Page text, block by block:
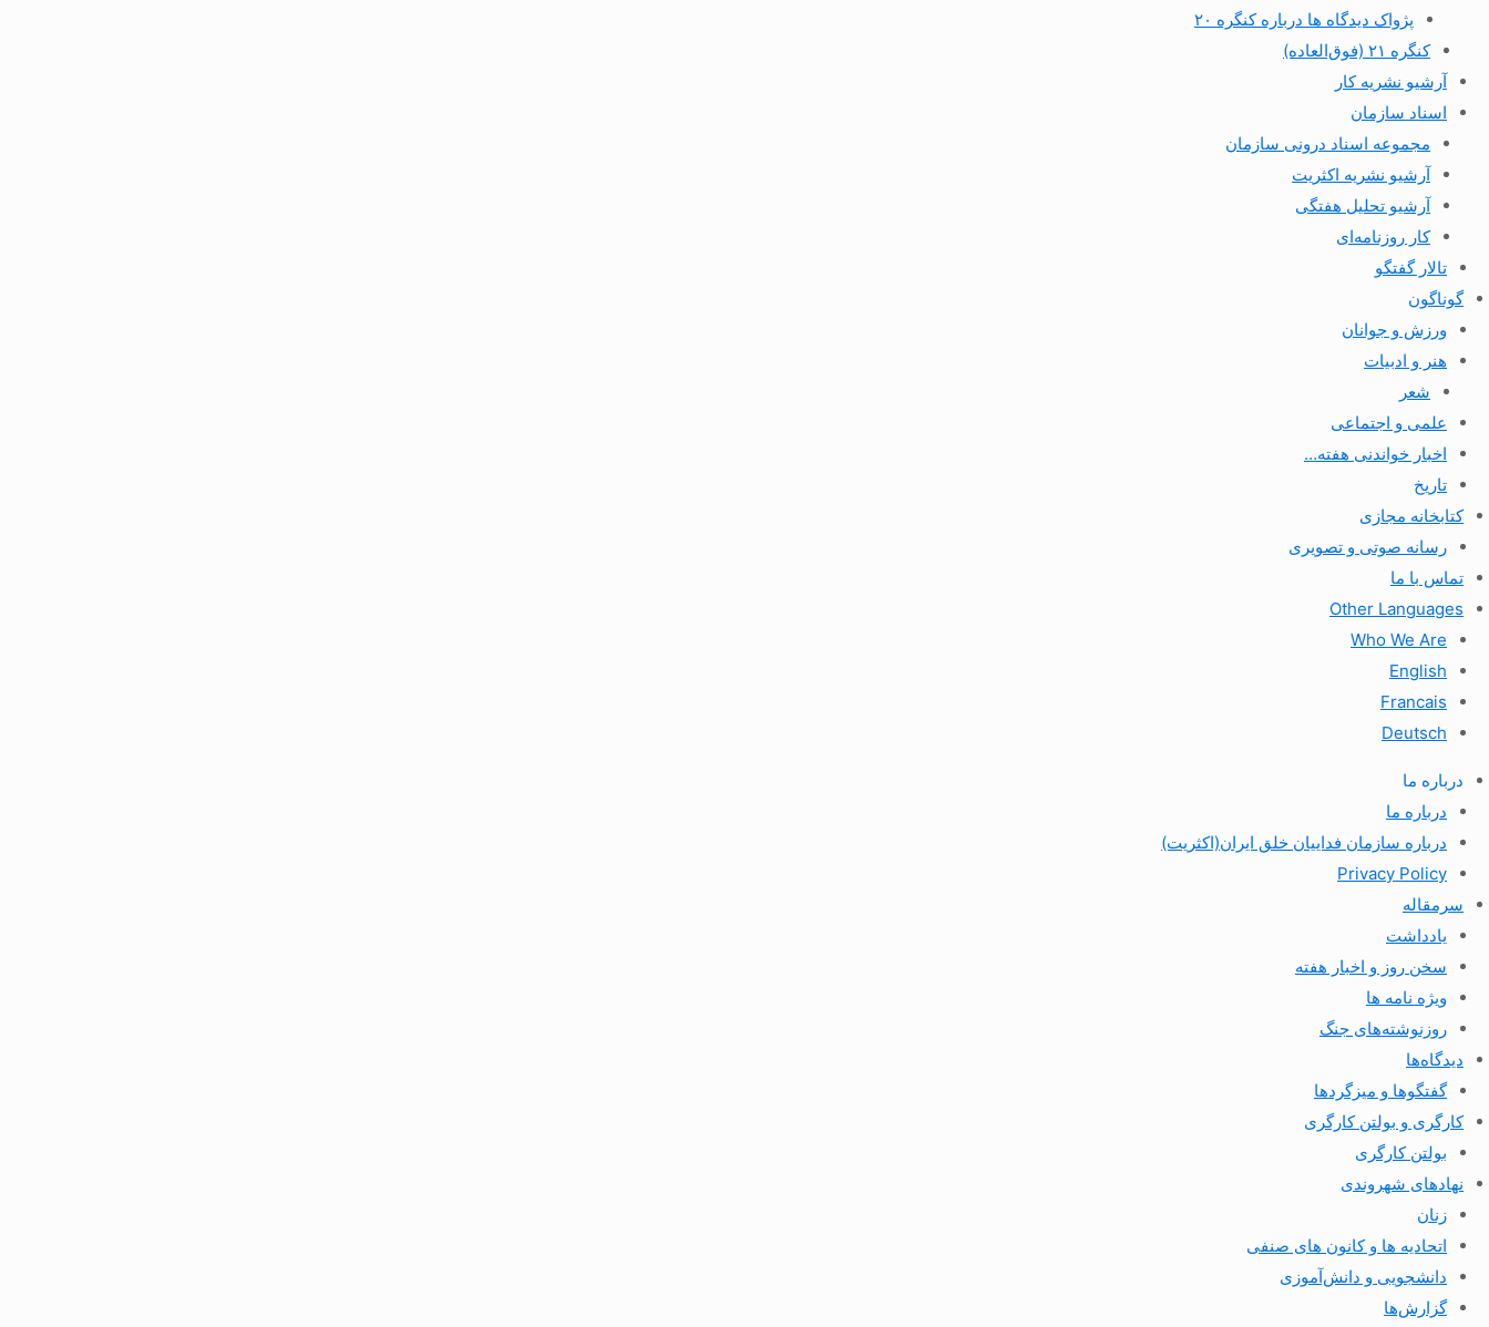
پژواک دیدگاه ها درباره کنگره ۲۰
کنگره ۲۱ (فوق‌العاده)
آرشیو نشریه کار
اسناد سازمان
مجموعه اسناد درونی سازمان
آرشیو نشریه اکثریت
آرشیو تحلیل هفتگی
کار روزنامه‌ای
تالار گفتگو
گوناگون
ورزش و جوانان
هنر و ادبیات
شعر
علمی و اجتماعی
اخبار خواندنی هفته…
تاریخ
کتابخانه مجازی
رسانه صوتی و تصویری
تماس با ما
Other Languages
Who We Are
English
Francais
Deutsch
درباره ما
درباره ما
درباره سازمان فداییان خلق ایران(اکثریت)
Privacy Policy
سرمقاله
یادداشت
سخن روز و اخبار هفته
ویژه نامه ها
روزنوشته‌های جنگ
دیدگاه‌ها
گفتگوها و میزگردها
کارگری و بولتن کارگری
بولتن کارگری
نهادهای شهروندی
زنان
اتحادیه ها و کانون های صنفی
دانشجویی و دانش‌آموزی
گزارش‌ها